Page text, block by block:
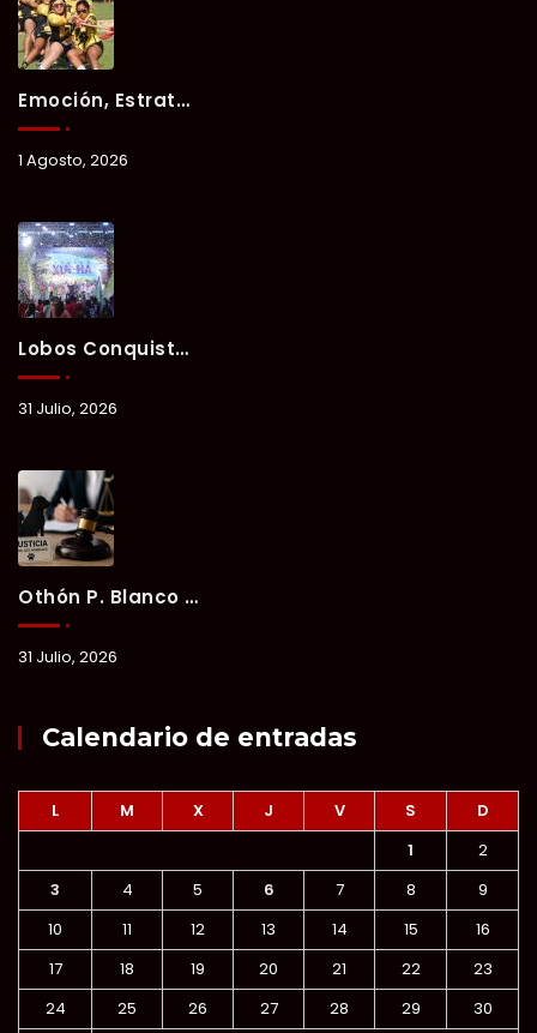
Emoción, Estrategia Y Trabajo En Equipo Marcan El Segundo Día Del Verano Xul-Há 2026.
1 Agosto, 2026
Lobos Conquista La Primera Competencia Del Verano Xul-Há 2026 En Una Noche Llena De Talento Y Energía.
31 Julio, 2026
Othón P. Blanco Refrenda Su Compromiso Contra El Maltrato Animal: Vinculan A Proceso A Presunto Responsable Tras Denuncia Del Ayuntamiento.
31 Julio, 2026
Calendario de entradas
L M X J V S
D
1
2
3
4 5 6 7 8
9
10
11 12 13 14 15
16
17
18 19 20 21 22
23
24
25 26 27 28 29 30